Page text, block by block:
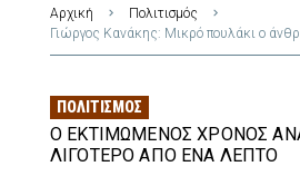
Αρχική
Πολιτισμός
Γιώργος Κανάκης: Μικρό πουλάκι ο
ΠΟΛΙΤΙΣΜΌΣ
Ο ΕΚΤΙΜΏΜΕΝΟΣ ΧΡΌΝΟΣ
ΛΙΓΌΤΕΡΟ ΑΠΌ ΈΝΑ ΛΕΠΤΌ